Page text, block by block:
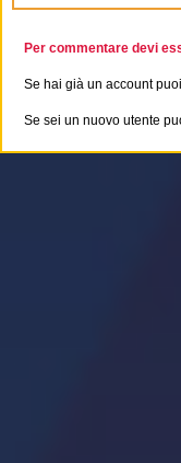
Per commentare devi
Se hai già un account puoi
Se sei un nuovo utente